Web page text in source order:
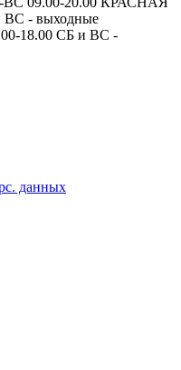
ВС - выходные
18.00 СБ и ВС -
данных